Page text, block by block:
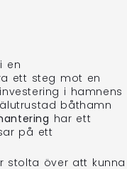
en
ett steg mot en
i hamnens
båthamn
har ett
på ett
stolta över att kunna